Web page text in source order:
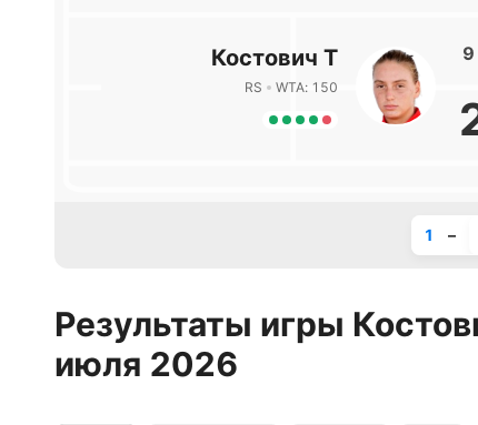
Костович Т
RS WTA: 150
1 –
Результаты игры
июля 2026